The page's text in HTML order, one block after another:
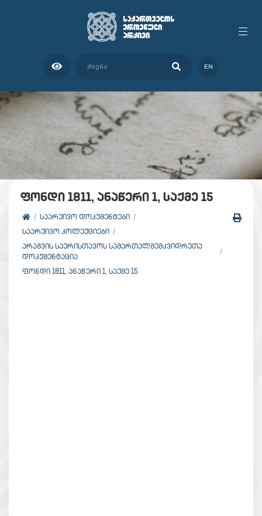
EN
ფონდი 1811, ანაწერი 1, საქმე 15
ᲡᲐᲐᲠᲥᲘᲕᲝ ᲓᲝᲙᲣᲛᲔᲜᲢᲔᲑᲘ
ᲡᲐᲐᲠᲥᲘᲕᲝ ᲙᲝᲚᲔᲥᲪᲘᲔᲑᲘ
ᲐᲠᲐᲒᲕᲘᲡ ᲡᲐᲔᲠᲘᲡᲗᲐᲕᲝᲡ ᲡᲐᲛᲐᲠᲗᲐᲚᲛᲔᲛᲙᲕᲘᲓᲠᲔᲗᲐ
ᲓᲝᲙᲣᲛᲔᲜᲢᲐᲪᲘᲐ
ᲤᲝᲜᲓᲘ 1811, ᲐᲜᲐᲬᲔᲠᲘ 1, ᲡᲐᲥᲛᲔ 15